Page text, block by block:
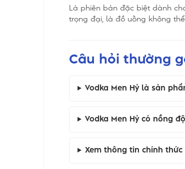
Là phiên bản đặc biệt dành
trọng đại, là đồ uống không
Câu hỏi thường
Vodka Men Hỷ là sản
Vodka Men Hỷ có nồng
Xem thông tin chính thức